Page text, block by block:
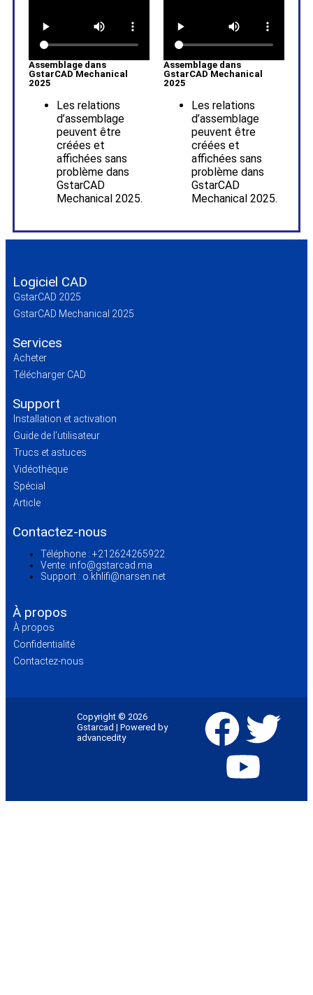
Assemblage dans
GstarCAD Mechanical
2025
Les relations
d’assemblage
peuvent être
créées et
affichées sans
problème dans
GstarCAD
Mechanical 2025.
Assemblage dans
GstarCAD Mechanical
2025
Les relations
d’assemblage
peuvent être
créées et
affichées sans
problème dans
GstarCAD
Mechanical 2025.
Logiciel CAD
GstarCAD 2025
GstarCAD Mechanical 2025
Services
Acheter
Télécharger CAD
Support
Installation et activation
Guide de l’utilisateur
Trucs et astuces
Vidéothèque
Spécial
Article
Contactez-nous
Téléphone : +212624265922
Vente: info@gstarcad.ma
Support : o.khlifi@narsen.net
À propos
À propos
Confidentialité
Contactez-nous
Copyright © 2026
Gstarcad | Powered by
advancedity